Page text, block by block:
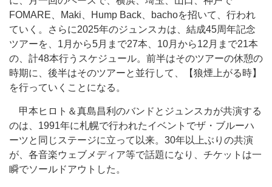
FOMARE、Maki、Hump Back、bachoを招いて、行われ
ていく。さらに2025年のジュンスカは、結成45周年記念
ツアーを、1月から5月まで27本、10月から12月まで21本
の、計48本行うスケジュール。前半はそのツアーの休憩の
時期に、後半はそのツアーと並行して、【狼煙上がる時】
を行っていくことになる。
甲本ヒロト＆真島昌利のバンドとジュンスカが共演する
のは、1991年に札幌で行われたイベントでザ・ブルーハ
ーツと同じステージに立って以来。30年以上ぶりの共演
が、各音楽ウェブメディア等で話題になり、チケットは一
瞬でソールドアウトした。